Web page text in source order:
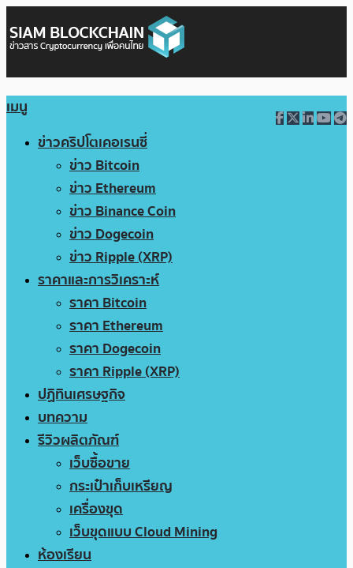
เมนู
ข่าวคริปโตเคอเรนซี่
ข่าว Bitcoin
ข่าว Ethereum
ข่าว Binance Coin
ข่าว Dogecoin
ข่าว Ripple (XRP)
ราคาและการวิเคราะห์
ราคา Bitcoin
ราคา Ethereum
ราคา Dogecoin
ราคา Ripple (XRP)
ปฏิทินเศรษฐกิจ
บทความ
รีวิวผลิตภัณฑ์
เว็บซื้อขาย
กระเป๋าเก็บเหรียญ
เครื่องขุด
เว็บขุดแบบ Cloud Mining
ห้องเรียน